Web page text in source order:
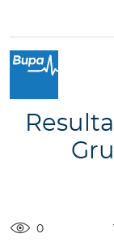
Oficina Móvil
Acerca de Bupa
Cotizador
0